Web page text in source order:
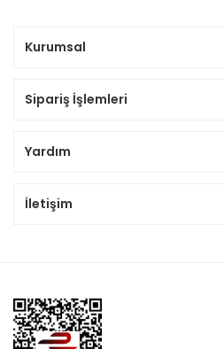
Kurumsal
Sipariş İşlemleri
Yardım
İletişim